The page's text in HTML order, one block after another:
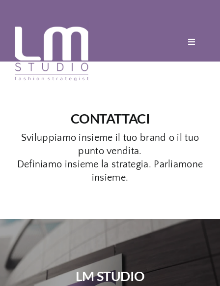
Toggle
Chi siamo
Marchi
Showroom
Contatti
CONTATTACI
Sviluppiamo insieme il tuo brand o il tuo
punto vendita.
Definiamo insieme la strategia. Parliamone
insieme.
LM STUDIO